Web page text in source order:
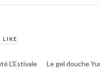
LIKE
L’Estivale
Le gel douche